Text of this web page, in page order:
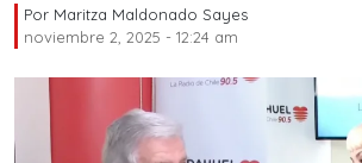
Por Maritza Maldonado Sayes
noviembre 2, 2025 - 12:24 am